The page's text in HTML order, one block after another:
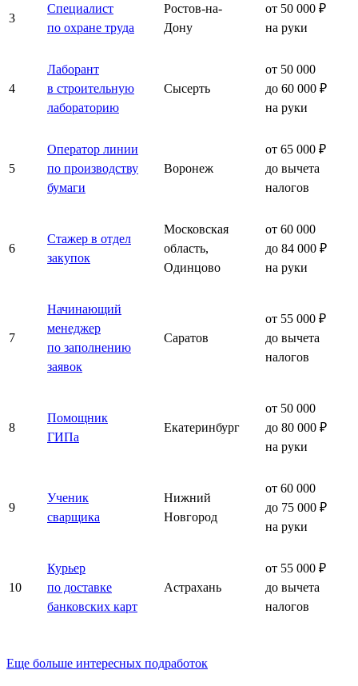
3
Специалист
по охране труда
Ростов-на-
Дону
от 50 000 ₽
на руки
4
Лаборант
в строительную
лабораторию
Сысерть
от 50 000
до 60 000 ₽
на руки
5
Оператор линии
по производству
бумаги
Воронеж
от 65 000 ₽
до вычета
налогов
6
Стажер в отдел
закупок
Московская
область,
Одинцово
от 60 000
до 84 000 ₽
на руки
7
Начинающий
менеджер
по заполнению
заявок
Саратов
от 55 000 ₽
до вычета
налогов
8
Помощник
ГИПа
Екатеринбург
от 50 000
до 80 000 ₽
на руки
9
Ученик
сварщика
Нижний
Новгород
от 60 000
до 75 000 ₽
на руки
10
Курьер
по доставке
банковских карт
Астрахань
от 55 000 ₽
до вычета
налогов
Еще больше интересных подработок